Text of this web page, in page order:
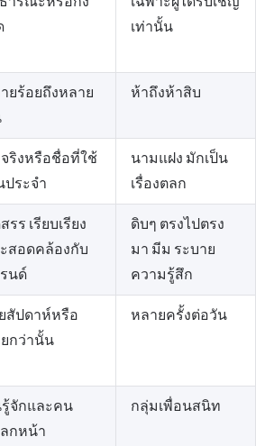
เท่านั้น
ยร้อยถึงหลาย
ห้าถึงห้าสิบ
ริงหรือชื่อที่ใช้
ประจำ
นามแฝง มักเป็น
เรื่องตลก
รร เรียบเรียง
สอดคล้องกับ
นด์
ดิบๆ ตรงไปตรง
มา มีม ระบาย
ความรู้สึก
สัปดาห์หรือ
กว่านั้น
หลายครั้งต่อวัน
จักและคน
กหน้า
กลุ่มเพื่อนสนิท